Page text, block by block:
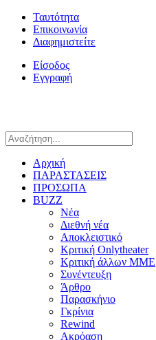
Ταυτότητα
Επικοινωνία
Διαφημιστείτε
Είσοδος
Εγγραφή
Αρχική
ΠΑΡΑΣΤΑΣΕΙΣ
ΠΡΟΣΩΠΑ
BUZZ
Νέα
Διεθνή νέα
Αποκλειστικό
Κριτική Onlytheater
Κριτική άλλων ΜΜΕ
Συνέντευξη
Άρθρο
Παρασκήνιο
Γκρίνια
Rewind
Ακρόαση